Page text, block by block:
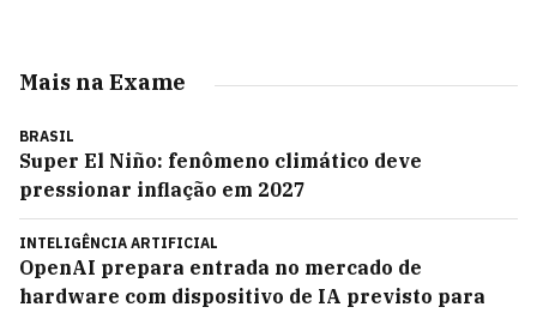
Mais na Exame
BRASIL
Super El Niño: fenômeno climático deve
pressionar inflação em 2027
INTELIGÊNCIA ARTIFICIAL
OpenAI prepara entrada no mercado de
hardware com dispositivo de IA previsto para